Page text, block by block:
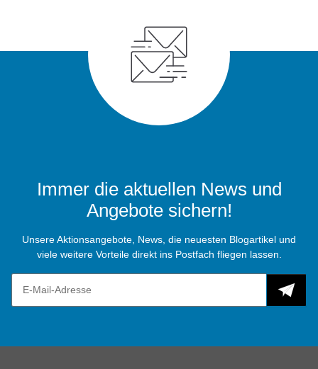
Immer die aktuellen News und
Angebote sichern!
Unsere Aktionsangebote, News, die neuesten Blogartikel und
viele weitere Vorteile direkt ins Postfach fliegen lassen.